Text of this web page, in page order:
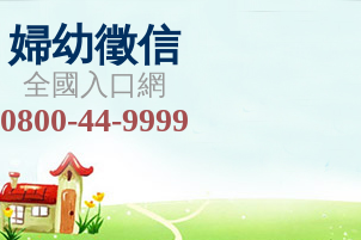
婦幼徵信
全國入口網
0800-44-9999